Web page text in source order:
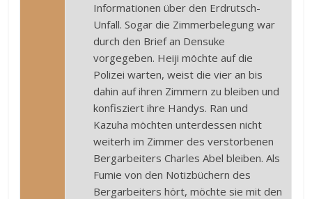
Informationen über den Erdrutsch-
Unfall. Sogar die Zimmerbelegung war
durch den Brief an Densuke
vorgegeben. Heiji möchte auf die
Polizei warten, weist die vier an bis
dahin auf ihren Zimmern zu bleiben und
konfisziert ihre Handys. Ran und
Kazuha möchten unterdessen nicht
weiterh im Zimmer des verstorbenen
Bergarbeiters Charles Abel bleiben. Als
Fumie von den Notizbüchern des
Bergarbeiters hört, möchte sie mit den